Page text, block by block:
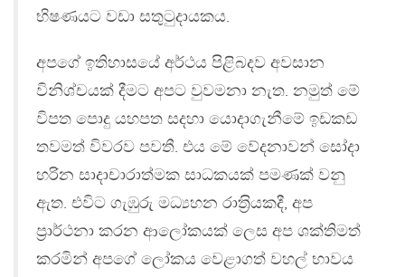
භිෂණයට වඩා සතුටුදායකය.
අපගේ ඉතිහාසයේ අර්ථය පිළිබදව අවසාන
විනිශ්චයක් දීමට අපට වුවමනා නැත. නමුත් මේ
විපත පොදු යහපත සදහා යොදාගැනීමේ ඉඩකඩ
තවමත් විවරව පවතී. එය මේ වේදනාවන් සෝදා
හරින සාදාචාරාත්මක සාධකයක් පමණක් වනු
ඇත. එවිට ගැඹුරු මධ්‍යහන රාත‍්‍රියකදී, අප
ප‍්‍රාර්ථනා කරන ආලෝකයක් ලෙස අප ශක්තිමත්
කරමින් අපගේ ලෝකය වෙළාගත් වහල් භාවය